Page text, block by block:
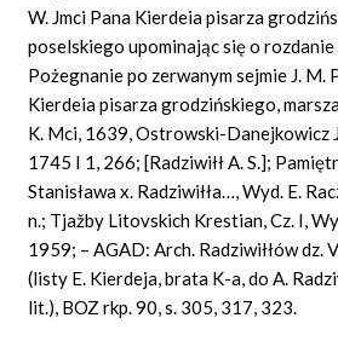
W. Jmci Pana Kierdeia pisarza
poselskiego upominając się o
Pożegnanie po zerwanym sejmie J. M.
Kierdeia pisarza grodzińskiego,
K. Mci, 1639, Ostrowski-Danejkowicz
1745 I 1, 266; [Radziwiłł A. S.];
Stanisława x. Radziwiłła…, Wyd. E.
n.; Tjažby Litovskich Krestian, Cz. I,
1959; – AGAD: Arch. Radziwiłłów dz.
(listy E. Kierdeja, brata K-a, do A.
lit.), BOZ rkp. 90, s. 305, 317, 323.